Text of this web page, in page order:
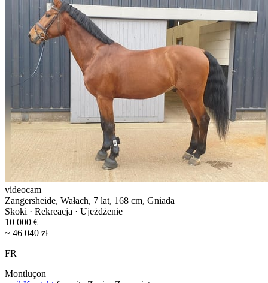
videocam
Zangersheide, Wałach, 7 lat, 168 cm, Gniada
Skoki · Rekreacja · Ujeżdżenie
10 000 €
~ 46 040 zł
FR
Montluçon